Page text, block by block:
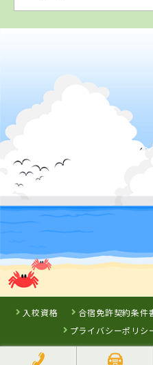
詳 細
3位
かんおんじ自動車学
4位
徳島県
詳 細
予 約
鳥取県
倉吉自
詳
7位
広島県
入校資格 合宿免許契約条件
プライバシーポリシ